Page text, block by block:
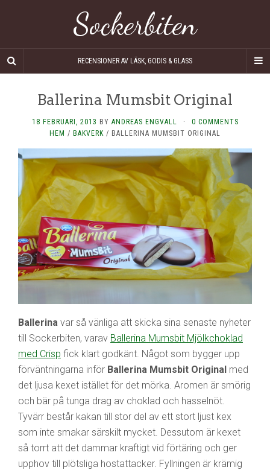
Sockerbiten
RECENSIONER AV LÄSK, GODIS & GLASS
Ballerina Mumsbit Original
18 FEBRUARI, 2013 BY ANDREAS ENGVALL ·
0 COMMENTS
HEM / BAKVERK / BALLERINA MUMSBIT ORIGINAL
Ballerina var så vänliga att skicka sina senaste nyheter
till Sockerbiten, varav Ballerina Mumsbit Mjölkchoklad
med Crisp fick klart godkänt. Något som bygger upp
förväntningarna inför Ballerina Mumsbit Original med
det ljusa kexet istället för det mörka. Aromen är smörig
och bär på tunga drag av choklad och hasselnöt.
Tyvärr består kakan till stor del av ett stort ljust kex
som inte smakar särskilt mycket. Dessutom är kexet
så torrt att det dammar kraftigt vid förtäring och ger
upphov till plötsliga hostattacker. Fyllningen är krämig